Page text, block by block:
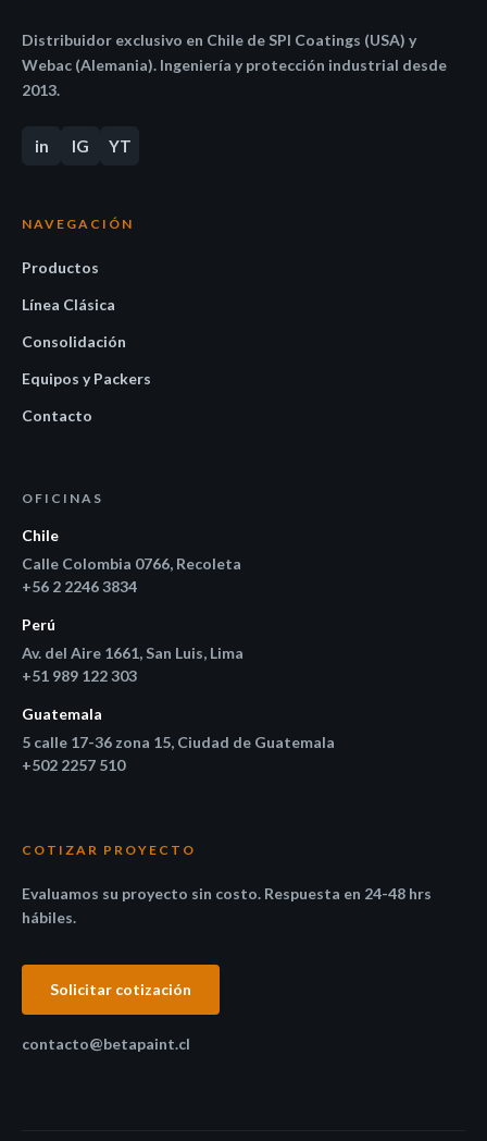
Distribuidor exclusivo en Chile de SPI Coatings (USA) y
Webac (Alemania). Ingeniería y protección industrial desde
2013.
in IG YT
NAVEGACIÓN
Productos
Línea Clásica
Consolidación
Equipos y Packers
Contacto
OFICINAS
Chile
Calle Colombia 0766, Recoleta
+56 2 2246 3834
Perú
Av. del Aire 1661, San Luis, Lima
+51 989 122 303
Guatemala
5 calle 17-36 zona 15, Ciudad de Guatemala
+502 2257 510
COTIZAR PROYECTO
Evaluamos su proyecto sin costo. Respuesta en 24-48 hrs
hábiles.
Solicitar cotización
contacto@betapaint.cl